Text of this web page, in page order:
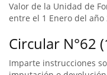
Valor de la Unidad de
entre el 1 Enero del año
Circular N°62
Imparte instrucciones